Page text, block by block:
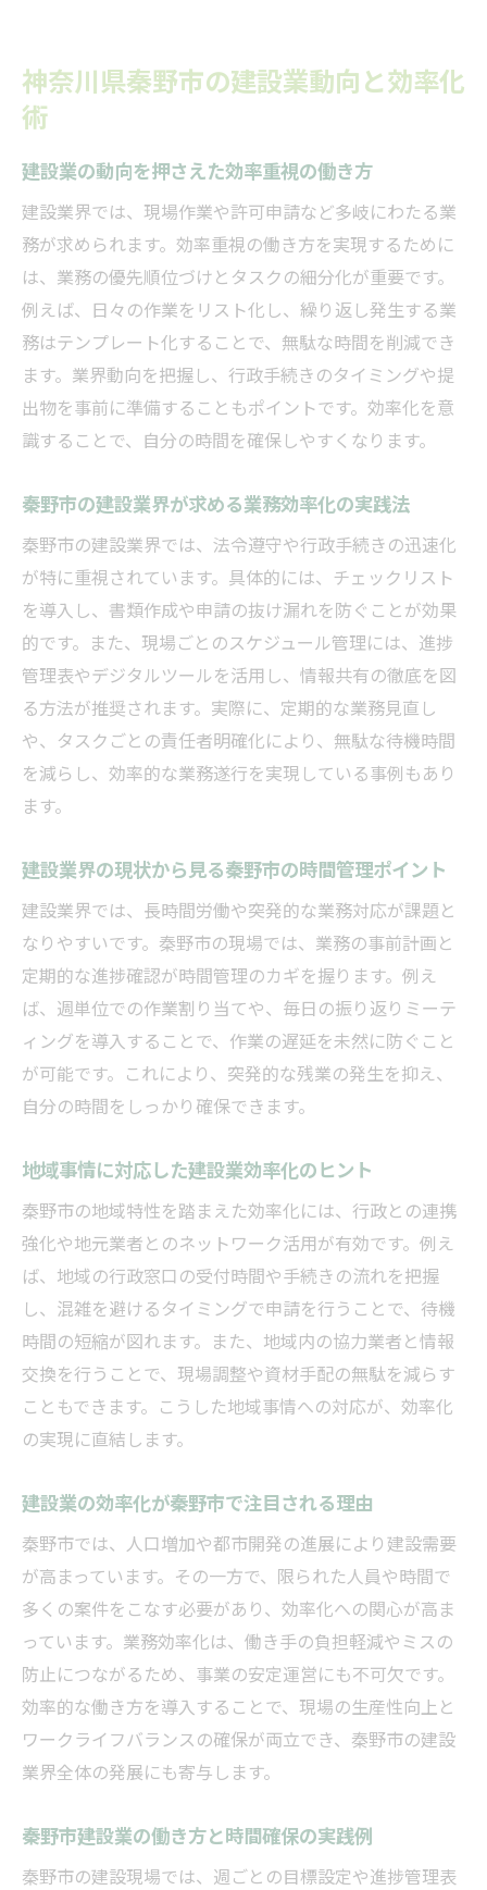
建設業界ニュースを活かした業務改善策
神奈川県秦野市の建設業動向と効率化
術
建設業の動向を押さえた効率重視の働き方
建設業界では、現場作業や許可申請など多岐にわたる業
務が求められます。効率重視の働き方を実現するために
は、業務の優先順位づけとタスクの細分化が重要です。
例えば、日々の作業をリスト化し、繰り返し発生する業
務はテンプレート化することで、無駄な時間を削減でき
ます。業界動向を把握し、行政手続きのタイミングや提
出物を事前に準備することもポイントです。効率化を意
識することで、自分の時間を確保しやすくなります。
秦野市の建設業界が求める業務効率化の実践法
秦野市の建設業界では、法令遵守や行政手続きの迅速化
が特に重視されています。具体的には、チェックリスト
を導入し、書類作成や申請の抜け漏れを防ぐことが効果
的です。また、現場ごとのスケジュール管理には、進捗
管理表やデジタルツールを活用し、情報共有の徹底を図
る方法が推奨されます。実際に、定期的な業務見直し
や、タスクごとの責任者明確化により、無駄な待機時間
を減らし、効率的な業務遂行を実現している事例もあり
ます。
建設業界の現状から見る秦野市の時間管理ポイント
建設業界では、長時間労働や突発的な業務対応が課題と
なりやすいです。秦野市の現場では、業務の事前計画と
定期的な進捗確認が時間管理のカギを握ります。例え
ば、週単位での作業割り当てや、毎日の振り返りミーテ
ィングを導入することで、作業の遅延を未然に防ぐこと
が可能です。これにより、突発的な残業の発生を抑え、
自分の時間をしっかり確保できます。
地域事情に対応した建設業効率化のヒント
秦野市の地域特性を踏まえた効率化には、行政との連携
強化や地元業者とのネットワーク活用が有効です。例え
ば、地域の行政窓口の受付時間や手続きの流れを把握
し、混雑を避けるタイミングで申請を行うことで、待機
時間の短縮が図れます。また、地域内の協力業者と情報
交換を行うことで、現場調整や資材手配の無駄を減らす
こともできます。こうした地域事情への対応が、効率化
の実現に直結します。
建設業の効率化が秦野市で注目される理由
秦野市では、人口増加や都市開発の進展により建設需要
が高まっています。その一方で、限られた人員や時間で
多くの案件をこなす必要があり、効率化への関心が高ま
っています。業務効率化は、働き手の負担軽減やミスの
防止につながるため、事業の安定運営にも不可欠です。
効率的な働き方を導入することで、現場の生産性向上と
ワークライフバランスの確保が両立でき、秦野市の建設
業界全体の発展にも寄与します。
秦野市建設業の働き方と時間確保の実践例
秦野市の建設現場では、週ごとの目標設定や進捗管理表